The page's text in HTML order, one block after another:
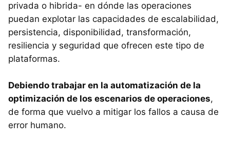
privada o hibrida- en dónde las operaciones
puedan explotar las capacidades de escalabilidad,
persistencia, disponibilidad, transformación,
resiliencia y seguridad que ofrecen este tipo de
plataformas.
Debiendo trabajar en la automatización de la
optimización de los escenarios de operaciones,
de forma que vuelvo a mitigar los fallos a causa de
error humano.